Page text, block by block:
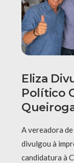
Eliza
Político
A vereadora
divulgou à
candidatura à